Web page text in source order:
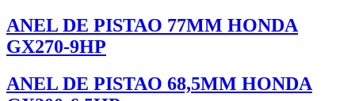
ANEL DE PISTAO 77MM HONDA
GX270-9HP
ANEL DE PISTAO 68,5MM HONDA